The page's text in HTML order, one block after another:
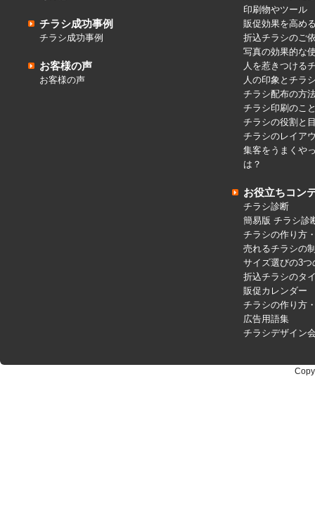
チラシ成功事例
チラシ成功事例
お客様の声
お客様の声
印刷物やツール
販促効果を高め
折込チラシのご
写真の効果的な
人を惹きつける
人の印象とチラ
チラシ配布の方
チラシ印刷のこ
チラシの役割と
チラシのレイア
集客をうまくや
は？
お役立ちコン
チラシ診断
簡易版 チラシ診
チラシの作り方
売れるチラシの
サイズ選びの3つ
折込チラシのタ
販促カレンダー
チラシの作り方
広告用語集
チラシデザイン